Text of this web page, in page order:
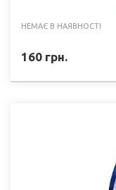
НЕМАЄ В НАЯВНОСТІ
160 грн.